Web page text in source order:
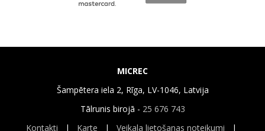
MICREC
Šampētera iela 2, Rīga, LV-1046, Latvija
Tālrunis birojā - 25 676 743
Kontakti | Karte | Veikala lietošanas noteikumi |